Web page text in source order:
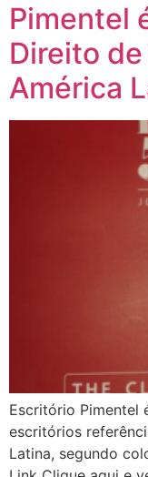
Pimentel
Direito
América
Escritório Pimentel
escritórios
Latina, segundo